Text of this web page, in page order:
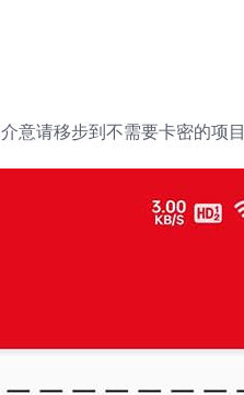
意请移步到不需要卡密的项目